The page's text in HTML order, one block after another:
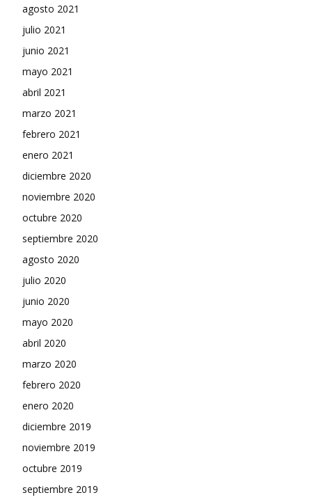
agosto 2021
julio 2021
junio 2021
mayo 2021
abril 2021
marzo 2021
febrero 2021
enero 2021
diciembre 2020
noviembre 2020
octubre 2020
septiembre 2020
agosto 2020
julio 2020
junio 2020
mayo 2020
abril 2020
marzo 2020
febrero 2020
enero 2020
diciembre 2019
noviembre 2019
octubre 2019
septiembre 2019